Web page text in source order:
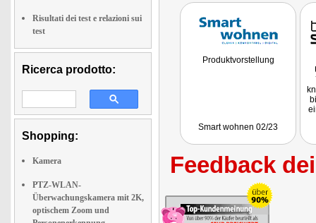
Risultati dei test e relazioni sui
test
Ricerca prodotto:
Shopping:
Kamera
PTZ-WLAN-
Überwachungskamera mit 2K,
optischem Zoom und
Produktvorstellung
Smart wohnen 02/23
Feedback